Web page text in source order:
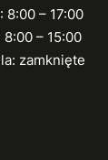
8:00 – 17:00
8:00 – 15:00
zamknięte